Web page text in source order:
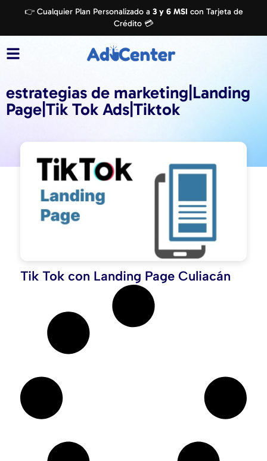
👉 Cualquier Plan Personalizado a 3 y 6 MSI con Tarjeta de
Crédito 💳
estrategias de marketing|Landing
Page|Tik Tok Ads|Tiktok
Tik Tok con Landing Page Culiacán